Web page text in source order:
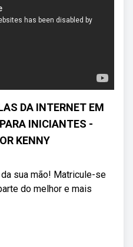
DA INTERNET EM
INICIANTES -
KENNY
sua mão! Matricule-se
do melhor e mais